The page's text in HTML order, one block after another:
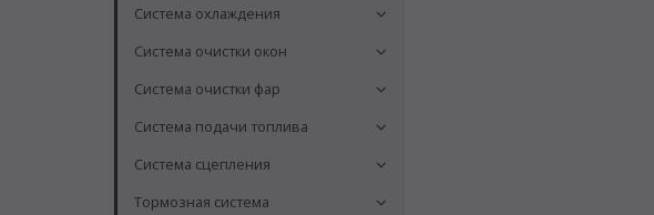
Система охлаждения
Система очистки окон
Система очистки фар
Система подачи топлива
Система сцепления
Тормозная система